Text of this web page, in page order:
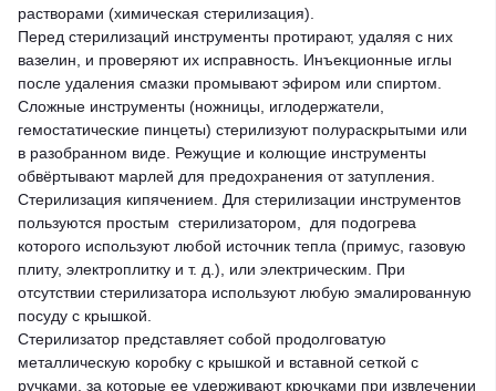
растворами (химическая стерилизация).
Перед стерилизаций инструменты протирают, удаляя с них
вазелин, и проверяют их исправность. Инъекционные иглы
после удаления смазки промывают эфиром или спиртом.
Сложные инструменты (ножницы, иглодержатели,
гемостатические пинцеты) стерилизуют полураскрытыми или
в разобранном виде. Режущие и колющие инструменты
обвёртывают марлей для предохранения от затупления.
Стерилизация кипячением. Для стерилизации инструментов
пользуются простым стерилизатором, для подогрева
которого используют любой источник тепла (примус, газовую
плиту, электроплитку и т. д.), или электрическим. При
отсутствии стерилизатора используют любую эмалированную
посуду с крышкой.
Стерилизатор представляет собой продолговатую
металлическую коробку с крышкой и вставной сеткой с
ручками, за которые ее удерживают крючками при извлечении